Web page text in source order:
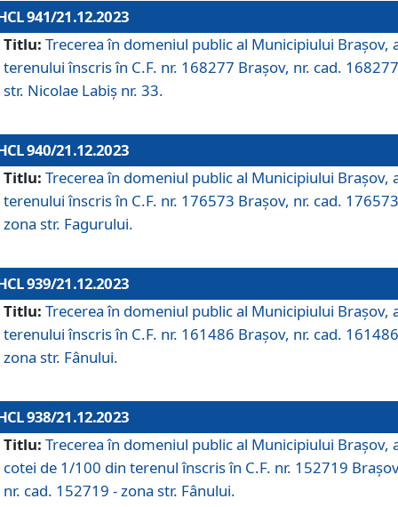
941/21.12.2023
Titlu: Trecerea în domeniul public al Municipiului Braşov,
terenului înscris în C.F. nr. 168277 Brașov, nr. cad.
str. Nicolae Labiș nr. 33.
940/21.12.2023
Titlu: Trecerea în domeniul public al Municipiului Braşov,
terenului înscris în C.F. nr. 176573 Brașov, nr. cad.
zona str. Fagurului.
939/21.12.2023
Titlu: Trecerea în domeniul public al Municipiului Braşov,
terenului înscris în C.F. nr. 161486 Brașov, nr. cad.
zona str. Fânului.
938/21.12.2023
Titlu: Trecerea în domeniul public al Municipiului Braşov,
cotei de 1/100 din terenul înscris în C.F. nr. 152719
nr. cad. 152719 - zona str. Fânului.